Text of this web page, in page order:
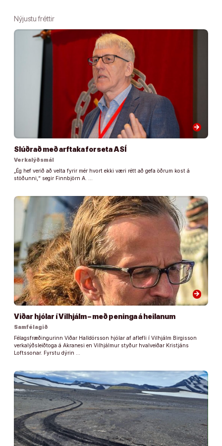
Nýjustu fréttir
arrow_forward
Slúðrað með arftaka forseta ASÍ
Verkalýðsmál
„Ég hef verið að velta fyrir mér hvort ekki væri rétt að gefa öðrum kost á
stöðunni,“ segir Finnbjörn A. …
arrow_forward
Viðar hjólar í Vilhjálm – með peninga á heilanum
Samfélagið
Félagsfræðingurinn Viðar Halldórsson hjólar af aflefli í Vilhjálm Birgisson
verkalýðsleiðtoga á Akranesi en Vilhjálmur styður hvalveiðar Kristjáns
Loftssonar. Fyrstu dýrin …